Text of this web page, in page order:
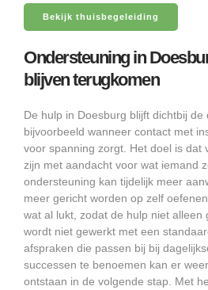
Bekijk thuisbegeleiding
Ondersteuning in
blijven terugkomen
De hulp in Doesburg blijft dichtbij de
bijvoorbeeld wanneer contact met
voor spanning zorgt. Het doel is dat
zijn met aandacht voor wat iemand
ondersteuning kan tijdelijk meer
meer gericht worden op zelf
wat al lukt, zodat de hulp niet alleen
wordt niet gewerkt met een
afspraken die passen bij bij
successen te benoemen kan er
ontstaan in de volgende stap. Met